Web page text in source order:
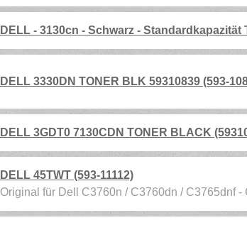
DELL - 3130cn - Schwarz - Standardkapazität
DELL 3330DN TONER BLK 59310839 (593-
DELL 3GDT0 7130CDN TONER BLACK
DELL 45TWT (593-11112)
Original für Dell C3760n / C3760dn / C3765dnf -